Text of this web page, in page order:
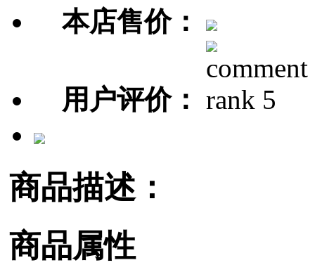
本店售价：
用户评价：
商品描述：
商品属性